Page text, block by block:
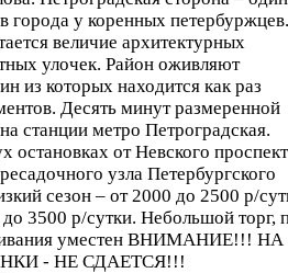
у коренных петербуржцев.
величие архитектурных
улочек. Район оживляют
из которых находится как раз
Десять минут размеренной
станции метро Петроградская.
остановках от Невского
узла Петербургского
сезон – от 2000 до 2500 р/
3500 р/сутки. Небольшой торг,
уместен ВНИМАНИЕ!!! НА
- НЕ СДАЕТСЯ!!!